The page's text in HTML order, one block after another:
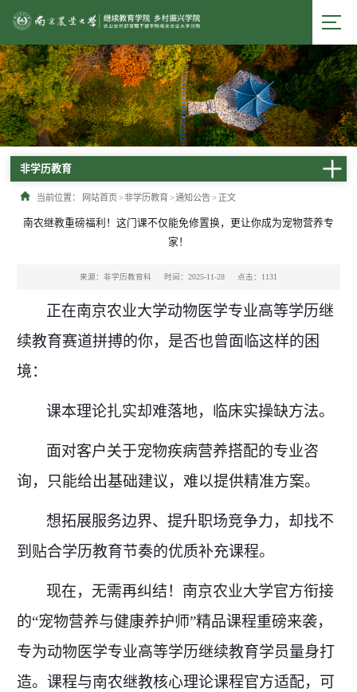
非学历教育
当前位置： 网站首页 >非学历教育 >通知公告> 正文
南农继教重磅福利！这门课不仅能免修置换，更让你成为宠物营养专
家！
来源：非学历教育科 时间：2025-11-28 点击： 1131
正在南京农业大学动物医学专业高等学历继
续教育赛道拼搏的你，是否也曾面临这样的困
境：
课本理论扎实却难落地，临床实操缺方法。
面对客户关于宠物疾病营养搭配的专业咨
询，只能给出基础建议，难以提供精准方案。
想拓展服务边界、提升职场竞争力，却找不
到贴合学历教育节奏的优质补充课程。
现在，无需再纠结！南京农业大学官方衔接
的“宠物营养与健康养护师”精品课程重磅来袭，
专为动物医学专业高等学历继续教育学员量身打
造。课程与南农继教核心理论课程官方适配，可